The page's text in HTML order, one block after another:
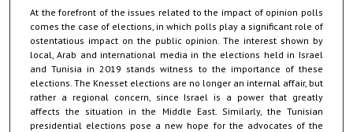
At the forefront of the issues related to the impact of opinion polls
comes the case of elections, in which polls play a significant role of
ostentatious impact on the public opinion. The interest shown by
local, Arab and international media in the elections held in Israel
and Tunisia in 2019 stands witness to the importance of these
elections. The Knesset elections are no longer an internal affair, but
rather a regional concern, since Israel is a power that greatly
affects the situation in the Middle East. Similarly, the Tunisian
presidential elections pose a new hope for the advocates of the